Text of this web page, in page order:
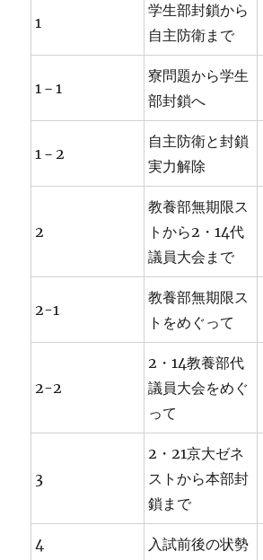
1
学生部封鎖から
自主防衛まで
1－1
寮問題から学生
部封鎖へ
1－2
自主防衛と封鎖
実力解除
2
教養部無期限ス
トから2・14代
議員大会まで
2-1
教養部無期限ス
トをめぐって
2-2
2・14教養部代
議員大会をめぐ
って
3
2・21京大ゼネ
ストから本部封
鎖まで
4 入試前後の状勢